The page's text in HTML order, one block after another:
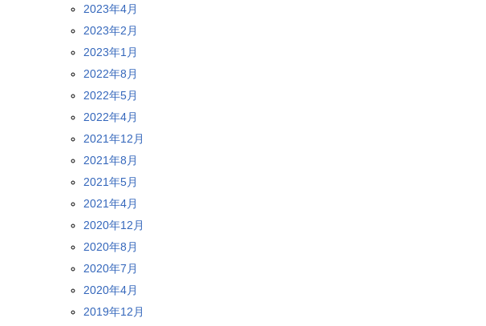
2023年4月
2023年2月
2023年1月
2022年8月
2022年5月
2022年4月
2021年12月
2021年8月
2021年5月
2021年4月
2020年12月
2020年8月
2020年7月
2020年4月
2019年12月